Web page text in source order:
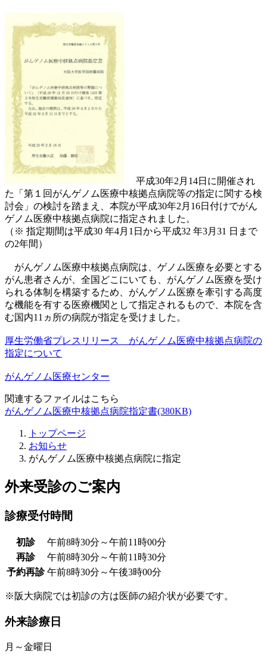
平成30年2月14日に開催され
た「第１回がんゲノム医療中核拠点病院等の指定に関する検
討会」の検討を踏まえ、本院が平成30年2月16日付けでがん
ゲノム医療中核拠点病院に指定されました。
（※ 指定期間は平成30 年4月1日から平成32 年3月31 日まで
の2年間）
がんゲノム医療中核拠点病院は、ゲノム医療を必要とする
がん患者さんが、全国どこにいても、がんゲノム医療を受け
られる体制を構築するため、がんゲノム医療を牽引する高度
な機能を有する医療機関として指定されるもので、本院を含
む国内11ヵ所の病院が指定を受けました。
厚生労働省プレスリリース がんゲノム医療中核拠点病院の
指定について
がんゲノム医療センター
関連するファイルはこちら
がんゲノム医療中核拠点病院指定書(380KB)
トップページ
お知らせ
がんゲノム医療中核拠点病院に指定
外来受診のご案内
診療受付時間
初診
午前8時30分～午前11時00分
再診
午前8時30分～午前11時30分
予約再診 午前8時30分～午後3時00分
※阪大病院では初診の方は医師の紹介状が必要です。
外来診療日
月～金曜日